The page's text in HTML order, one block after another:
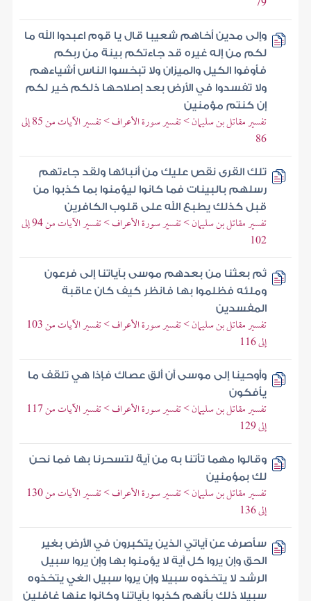
وإلى مدين أخاهم شعيبا قال يا قوم اعبدوا الله ما
لكم من إله غيره قد جاءتكم بينة من ربكم
فأوفوا الكيل والميزان ولا تبخسوا الناس أشياءهم
ولا تفسدوا في الأرض بعد إصلاحها ذلكم خير لكم
إن كنتم مؤمنين
تفسير مقاتل بن سليمان > تفسير سورة الأعراف > تفسير الآيات من 85 إلى
86
تلك القرى نقص عليك من أنبائها ولقد جاءتهم
رسلهم بالبينات فما كانوا ليؤمنوا بما كذبوا من
قبل كذلك يطبع الله على قلوب الكافرين
تفسير مقاتل بن سليمان > تفسير سورة الأعراف > تفسير الآيات من 94 إلى
102
ثم بعثنا من بعدهم موسى بآياتنا إلى فرعون
وملئه فظلموا بها فانظر كيف كان عاقبة
المفسدين
تفسير مقاتل بن سليمان > تفسير سورة الأعراف > تفسير الآيات من 103
إلى 116
وأوحينا إلى موسى أن ألق عصاك فإذا هي تلقف ما
يأفكون
تفسير مقاتل بن سليمان > تفسير سورة الأعراف > تفسير الآيات من 117
إلى 129
وقالوا مهما تأتنا به من آية لتسحرنا بها فما نحن
لك بمؤمنين
تفسير مقاتل بن سليمان > تفسير سورة الأعراف > تفسير الآيات من 130
إلى 136
سأصرف عن آياتي الذين يتكبرون في الأرض بغير
الحق وإن يروا كل آية لا يؤمنوا بها وإن يروا سبيل
الرشد لا يتخذوه سبيلا وإن يروا سبيل الغي يتخذوه
سبيلا ذلك بأنهم كذبوا بآياتنا وكانوا عنها غافلين